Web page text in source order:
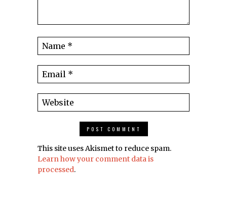
This site uses Akismet to reduce spam.
Learn how your comment data is
processed.